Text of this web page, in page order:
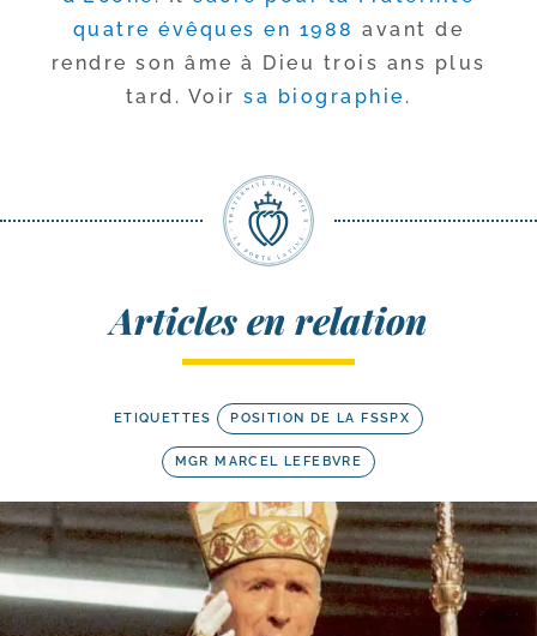
quatre évêques en 1988 avant de
rendre son âme à Dieu trois ans plus
tard. Voirsa bio­gra­phie .
Articles en relation
ETIQUETTES POSITION DE LA FSSPX
MGR MARCEL LEFEBVRE